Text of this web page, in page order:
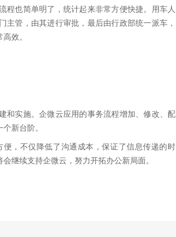
程也简单明了，统计起来非常方便快捷。用车人
主管，由其进行审批，最后由行政部统一派车，
效。
和实施。企微云应用的事务流程增加、修改、配
新台阶。
，不仅降低了沟通成本，保证了信息传递的时
继续支持企微云，努力开拓办公新局面。